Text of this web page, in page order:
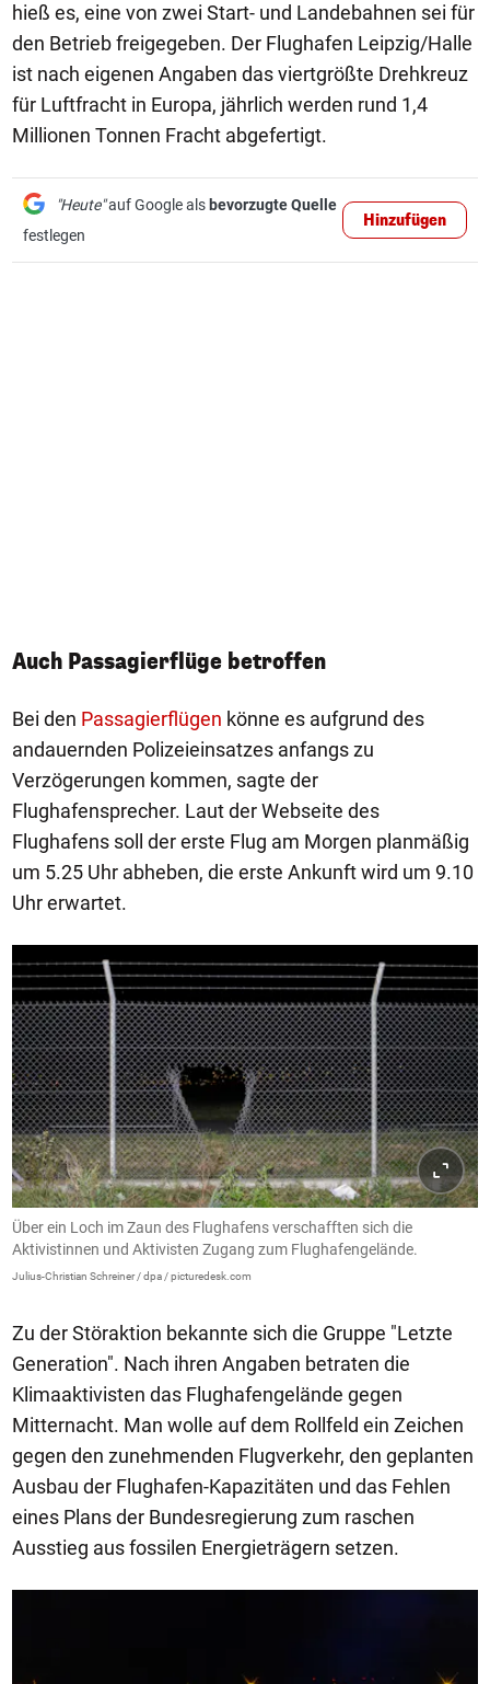
hieß es, eine von zwei Start- und Landebahnen sei für
den Betrieb freigegeben. Der Flughafen Leipzig/Halle
ist nach eigenen Angaben das viertgrößte Drehkreuz
für Luftfracht in Europa, jährlich werden rund 1,4
Millionen Tonnen Fracht abgefertigt.
"Heute"auf Google als bevorzugte Quelle
festlegen
Hinzufügen
Auch Passagierflüge betroffen
Bei den Passagierflügen könne es aufgrund des
andauernden Polizeieinsatzes anfangs zu
Verzögerungen kommen, sagte der
Flughafensprecher. Laut der Webseite des
Flughafens soll der erste Flug am Morgen planmäßig
um 5.25 Uhr abheben, die erste Ankunft wird um 9.10
Uhr erwartet.
Über ein Loch im Zaun des Flughafens verschafften sich die
Aktivistinnen und Aktivisten Zugang zum Flughafengelände.
Julius-Christian Schreiner / dpa / picturedesk.com
Zu der Störaktion bekannte sich die Gruppe "Letzte
Generation". Nach ihren Angaben betraten die
Klimaaktivisten das Flughafengelände gegen
Mitternacht. Man wolle auf dem Rollfeld ein Zeichen
gegen den zunehmenden Flugverkehr, den geplanten
Ausbau der Flughafen-Kapazitäten und das Fehlen
eines Plans der Bundesregierung zum raschen
Ausstieg aus fossilen Energieträgern setzen.